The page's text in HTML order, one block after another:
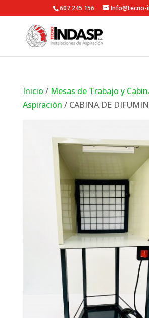
607 245 156 Info@tecno-
Inicio / Mesas de Trabajo y
Aspiración / CABINA DE